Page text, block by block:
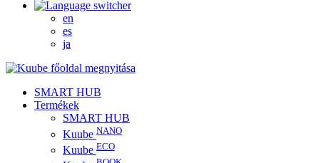
en
es
ja
SMART HUB
Termékek
SMART HUB
Kuube NANO
Kuube ECO